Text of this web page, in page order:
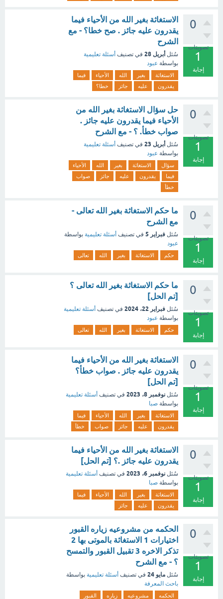
0
تصويتات
1
إجابة
الاستغاثة بغير الله من الأحياء فيما
يقدرون عليه جائز . صح خطا؟ - مع
الشرح
سُئل أبريل 28 في تصنيف أسئلة تعليمية
بواسطة عبود
الاستغاثة بغير الله الأحياء
فيما
يقدرون
عليه جائز خطا؟
0
تصويتات
1
إجابة
حل سؤال الاستغاثة بغير الله من
الأحياء فيما يقدرون عليه جائز .
صواب خطأ. ؟ - مع الشرح
سُئل أبريل 23 في تصنيف أسئلة تعليمية
بواسطة عبود
سؤال الاستغاثة بغير الله
الأحياء
فيما
يقدرون عليه جائز
صواب
خطأ
0
تصويتات
1
إجابة
ما حكم الاستغاثة بغير الله تعالى -
مع الشرح
سُئل فبراير 5 في تصنيف أسئلة تعليمية بواسطة
عبود
حكم الاستغاثة بغير الله تعالى
0
تصويتات
1
إجابة
ما حكم الاستغاثة بغير الله تعالى ؟
[تم الحل]
سُئل فبراير 22، 2024 في تصنيف أسئلة تعليمية
بواسطة عبود
حكم الاستغاثة بغير الله تعالى
0
تصويتات
1
إجابة
الاستغاثة بغير الله من الأحياء فيما
يقدرون عليه جائز . صواب خطأ؟
[تم الحل]
سُئل نوفمبر 8، 2023 في تصنيف أسئلة تعليمية
بواسطة صبا
الاستغاثة بغير الله الأحياء
فيما
يقدرون
عليه جائز صواب خطأ
0
تصويتات
1
إجابة
الاستغاثة بغير الله من الأحياء فيما
يقدرون عليه جائز .؟ [تم الحل]
سُئل نوفمبر 6، 2023 في تصنيف أسئلة تعليمية
بواسطة صبا
الاستغاثة بغير الله الأحياء
فيما
يقدرون
عليه جائز
0
تصويتات
1
إجابة
الحكمه من مشروعيه زياره القبور
اختيارات 1 الاستغاثة بالموتى بها 2
تذكر الاخره 3 تقبيل القبور والتمسح
؟ - مع الشرح
سُئل مايو 24 في تصنيف أسئلة تعليمية بواسطة
باحث المعرفة
الحكمه مشروعيه زياره القبور